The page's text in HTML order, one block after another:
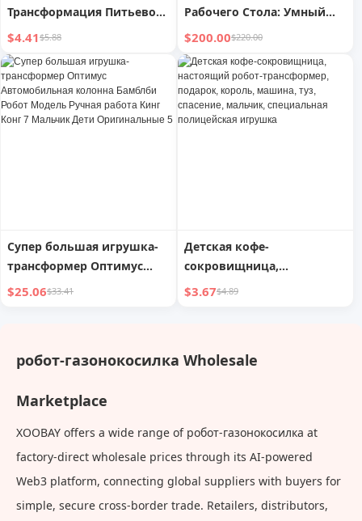
Трансформация Питьевой
Робот Детская Игрушка
Кинг Конг Автомобиль
Мальчик Головоломка
Мальчик от 3 до 6 Лет
$4.41$5.88
Рабочего Стола: Умный
Робот, Который Общается,
Понимает Вас и Приносит
Технологическое
Удовольствие
$200.00$220.00
Супер большая игрушка-
трансформер Оптимус
Автомобильная колонна
Оригинальные 5
$25.06$33.41
Детская кофе-
сокровищница,
настоящий робот-
специальная полицейская
$3.67$4.89
робот-газонокосилка Wholesale
Marketplace
XOOBAY offers a wide range of робот-газонокосилка at
factory-direct wholesale prices through its AI-powered
Web3 platform, connecting global suppliers with buyers for
simple, secure cross-border trade. Retailers, distributors,